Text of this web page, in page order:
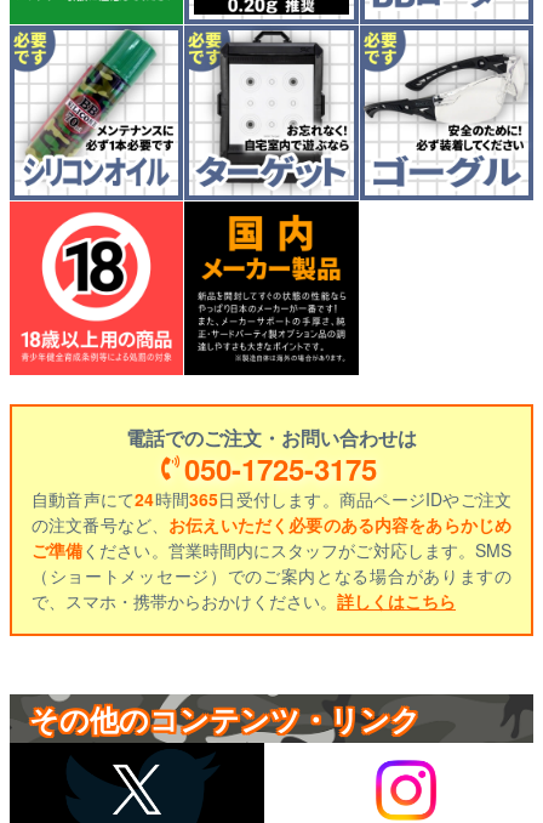
電話でのご注文・お問い合わせは
050-1725-3175
自動音声にて24時間365日受付します。商品ページIDやご注文
の注文番号など、 お伝えいただく必要のある内容をあらかじめ
ご準備ください。営業時間内にスタッフがご対応します。SMS
（ショートメッセージ）でのご案内となる場合がありますの
で、スマホ・携帯からおかけください。 詳しくはこちら
その他のコンテンツ・リンク